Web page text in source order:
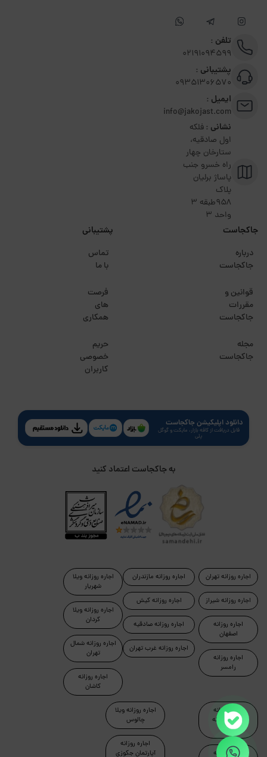
تلفن :
02191094599
پشتیبانی :
09351306570
ایمیل :
info@jakojast.com
نشانی :فلکه
اول صادقیه،
ستارخان چهار
راه خسرو جنب
پاساژ برلیان
پلاک
۹۵۸طبقه 3
واحد 3
جاکجاست
درباره
جاکجاست
قوانین و
مقررات
جاکجاست
مجله
جاکجاست
پشتیبانی
تماس
با ما
فرصت
های
همکاری
حریم
خصوصی
کاربران
دانلود اپلیکیشن جاکجاست
قابل دریافت از کافه بازار، مایکت و گوگل
پلی
به جاکجاست اعتماد کنید
اجاره روزانه تهران
اجاره روزانه شیراز
اجاره روزانه
اصفهان
اجاره روزانه
رامسر
اجاره روزانه مازندران
اجاره روزانه کیش
اجاره روزانه صادقیه
اجاره روزانه غرب تهران
اجاره روزانه ویلا
شهریار
اجاره روزانه ویلا
کردان
اجاره روزانه شمال
تهران
اجاره روزانه
کاشان
اجاره روزانه
آپارتمان مبله
تهران
اجاره روزانه
اجاره روزانه ویلا
چالوس
اجاره روزانه
آپارتمان جکوزی